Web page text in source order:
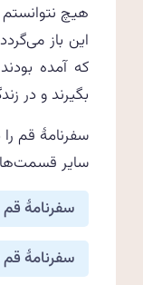
هیچ نتوانستم
این باز
که آمده
بگیرند و در
سفرنامهٔ قم
سایر
سفرنامهٔ قم
سفرنامهٔ قم